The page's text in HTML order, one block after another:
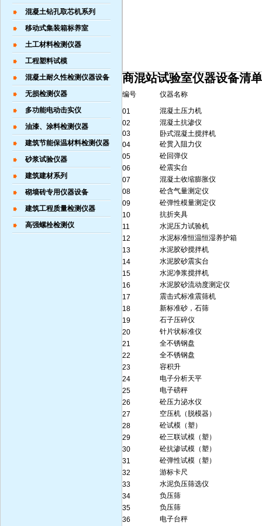
混凝土钻孔取芯机系列
移动式集装箱标养室
土工材料检测仪器
工程塑料试模
混凝土耐久性检测仪器设备
无损检测仪器
多功能电动击实仪
油漆、涂料检测仪器
建筑节能保温材料检测仪器
砂浆试验仪器
建筑建材系列
砌墙砖专用仪器设备
建筑工程质量检测仪器
高强螺栓检测仪
商混站试验室仪器设备清单
编号 仪器名称
01
混凝土压力机
02
混凝土抗渗仪
03
卧式混凝土搅拌机
04
砼贯入阻力仪
05
砼回弹仪
06
砼震实台
07
混凝土收缩膨胀仪
08
砼含气量测定仪
09
砼弹性模量测定仪
10
抗折夹具
11
水泥压力试验机
12
水泥标准恒温恒湿养护箱
13
水泥胶砂搅拌机
14
水泥胶砂震实台
15
水泥净浆搅拌机
16
水泥胶砂流动度测定仪
17
震击式标准震筛机
18
新标准砂，石筛
19
石子压碎仪
20
针片状标准仪
21
全不锈钢盘
22
全不锈钢盘
23
容积升
24
电子分析天平
25
电子磅秤
26
砼压力泌水仪
27
空压机（脱模器）
28
砼试模（塑）
29
砼三联试模（塑）
30
砼抗渗试模（塑）
31
砼弹性试模（塑）
32
游标卡尺
33
水泥负压筛选仪
34
负压筛
35
负压筛
36
电子台秤